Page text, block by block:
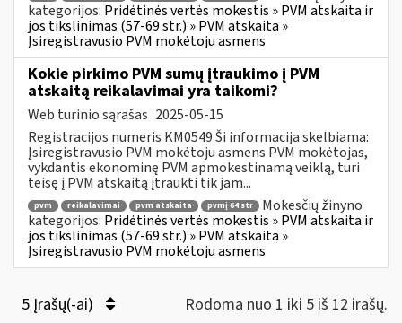
kategorijos: Pridėtinės vertės mokestis » PVM atskaita ir
jos tikslinimas (57-69 str.) » PVM atskaita »
Įsiregistravusio PVM mokėtoju asmens
Kokie pirkimo PVM sumų įtraukimo į PVM
atskaitą reikalavimai yra taikomi?
Web turinio sąrašas 2025-05-15
Registracijos numeris KM0549 Ši informacija skelbiama:
Įsiregistravusio PVM mokėtoju asmens PVM mokėtojas,
vykdantis ekonominę PVM apmokestinamą veiklą, turi
teisę į PVM atskaitą įtraukti tik jam...
pvm reikalavimai pvm atskaita pvmį 64 str
Mokesčių žinyno
kategorijos: Pridėtinės vertės mokestis » PVM atskaita ir
jos tikslinimas (57-69 str.) » PVM atskaita »
Įsiregistravusio PVM mokėtoju asmens
5 Įrašų(-ai) Rodoma nuo 1 iki 5 iš 12 irašų.